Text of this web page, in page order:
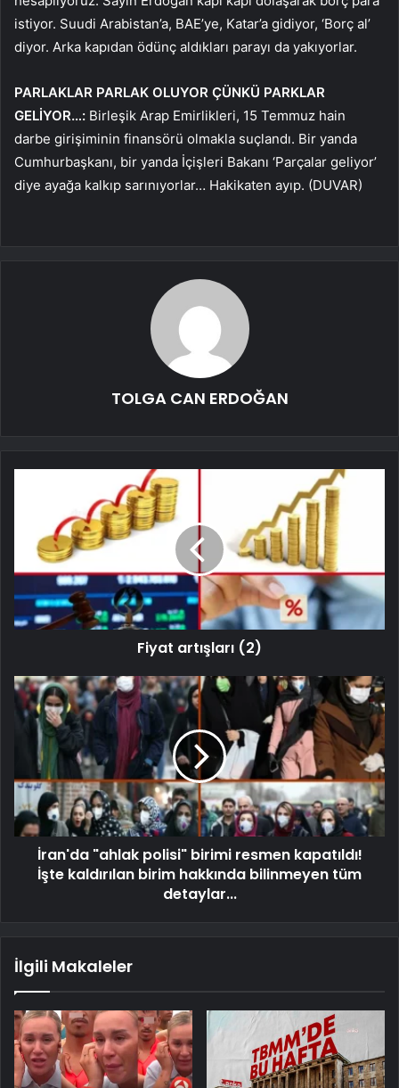
istiyor. Suudi Arabistan’a, BAE’ye, Katar’a gidiyor, ‘Borç al’
diyor. Arka kapıdan ödünç aldıkları parayı da yakıyorlar.
PARLAKLAR PARLAK OLUYOR ÇÜNKÜ PARKLAR
GELİYOR…: Birleşik Arap Emirlikleri, 15 Temmuz hain
darbe girişiminin finansörü olmakla suçlandı. Bir yanda
Cumhurbaşkanı, bir yanda İçişleri Bakanı ‘Parçalar geliyor’
diye ayağa kalkıp sarınıyorlar… Hakikaten ayıp. (DUVAR)
TOLGA CAN ERDOĞAN
Fiyat artışları (2)
İran'da "ahlak polisi" birimi resmen kapatıldı!
İşte kaldırılan birim hakkında bilinmeyen tüm
detaylar...
İlgili Makaleler